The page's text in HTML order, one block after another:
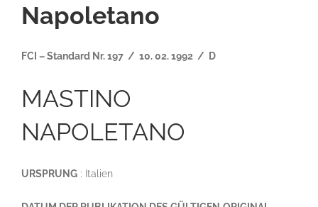
Napoletano
FCI – Standard Nr. 197 / 10. 02. 1992 / D
MASTINO
NAPOLETANO
URSPRUNG : Italien